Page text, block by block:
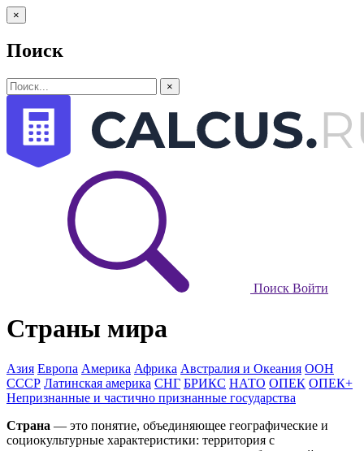
×
Поиск
×
Поиск Войти
Страны мира
Азия Европа Америка Африка Австралия и Океания ООН
СССР Латинская америка СНГ БРИКС НАТО ОПЕК ОПЕК+
Непризнанные и частично признанные государства
Страна — это понятие, объединяющее географические и
социокультурные характеристики: территория с